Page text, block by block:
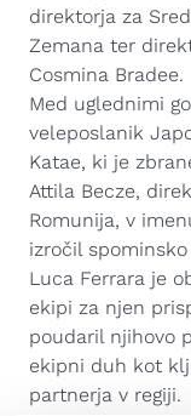
direktorja za
Zemana ter
Cosmina Bradee.
Med uglednimi
veleposlanik
Katae, ki je
Attila Becze,
Romunija, v
izročil
Luca Ferrara je
ekipi za njen
poudaril njihovo
ekipni duh kot
partnerja v regiji.